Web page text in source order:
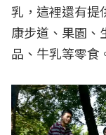
乳，這裡還有提
康步道、果園、
品、牛乳等零食